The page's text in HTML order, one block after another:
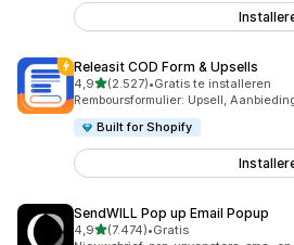
Releasit COD Form & Upsells
4,9van 5 sterren
(2.527)
2527 recensies in totaal
•Gratis te installeren
Remboursformulier: Upsell,
Built for Shopify
SendWILL Pop up Email Popup
4,9van 5 sterren
(7.474)
7474 recensies in totaal
•Gratis